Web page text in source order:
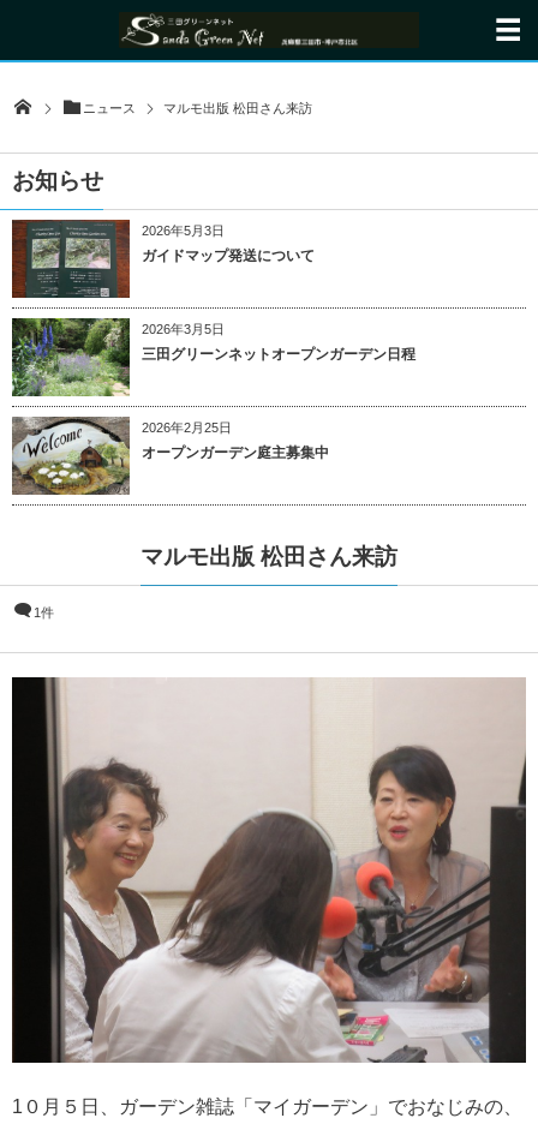
ニュース マルモ出版 松田さん来訪
お知らせ
2026年5月3日
ガイドマップ発送について
2026年3月5日
三田グリーンネットオープンガーデン日程
2026年2月25日
オープンガーデン庭主募集中
マルモ出版 松田さん来訪
1件
1０月５日、ガーデン雑誌「マイガーデン」でおなじみの、